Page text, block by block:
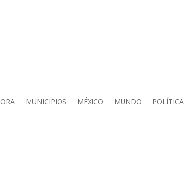
MUNICIPIOS MÉXICO MUNDO POLÍTICA